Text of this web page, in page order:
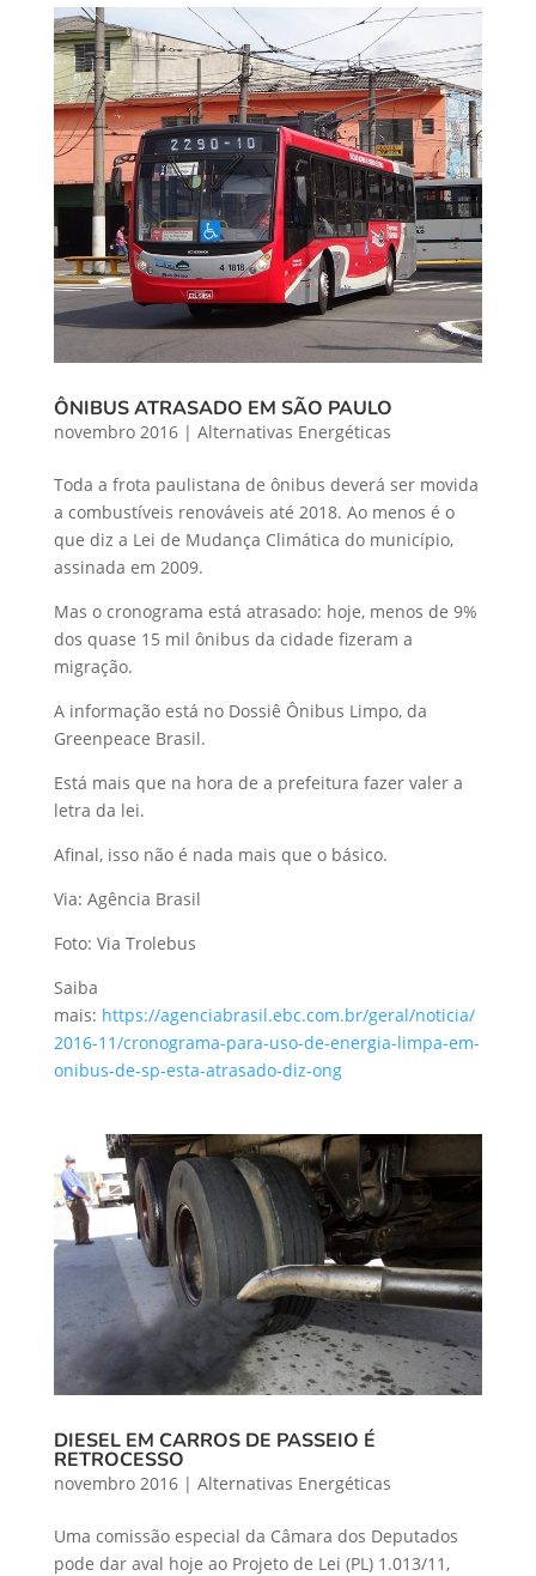
ÔNIBUS ATRASADO EM SÃO PAULO
novembro 2016| Alternativas Energéticas
Toda a frota paulistana de ônibus deverá ser movida
a combustíveis renováveis até 2018. Ao menos é o
que diz a Lei de Mudança Climática do município,
assinada em 2009.
Mas o cronograma está atrasado: hoje, menos de 9%
dos quase 15 mil ônibus da cidade fizeram a
migração.
A informação está no Dossiê Ônibus Limpo, da
Greenpeace Brasil.
Está mais que na hora de a prefeitura fazer valer a
letra da lei.
Afinal, isso não é nada mais que o básico.
Via: Agência Brasil
Foto: Via Trolebus
Saiba
mais: https://agenciabrasil.ebc.com.br/geral/noticia/
2016-11/cronograma-para-uso-de-energia-limpa-em-
onibus-de-sp-esta-atrasado-diz-ong
DIESEL EM CARROS DE PASSEIO É
RETROCESSO
novembro 2016| Alternativas Energéticas
Uma comissão especial da Câmara dos Deputados
pode dar aval hoje ao Projeto de Lei (PL) 1.013/11,